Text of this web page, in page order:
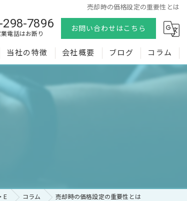
売却時の価格設定の重要性とは
298-7896
電話はお断り
お問い合わせはこちら
当社の特徴
売却
会社概要 ブログ コラム
E コラム 売却時の価格設定の重要性とは